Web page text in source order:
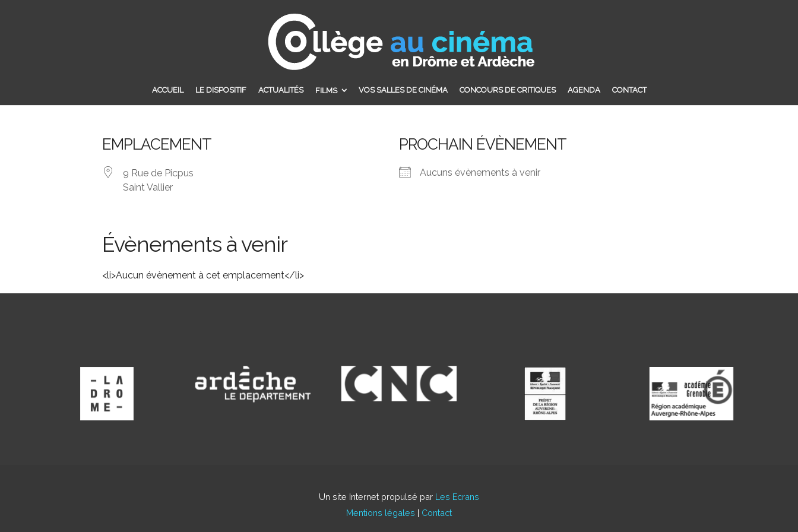
ACCUEIL LE DISPOSITIF ACTUALITÉS FILMS VOS SALLES DE CINÉMA CONCOURS DE CRITIQUES AGENDA CONTACT
EMPLACEMENT
9 Rue de Picpus
Saint Vallier
PROCHAIN ÉVÈNEMENT
Aucuns évènements à venir
Évènements à venir
<li>Aucun évènement à cet emplacement</li>
Un site Internet propulsé par Les Ecrans
Mentions légales | Contact